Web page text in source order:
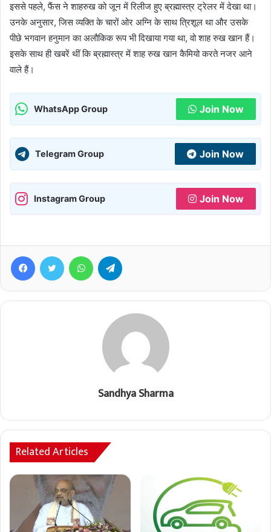
इससे पहले, फैंस ने शाहरुख को जून में रिलीज हुए ब्रह्मास्त्र ट्रेलर में देखा था।
उनके अनुसार, जिस व्यक्ति के चारों ओर अग्नि के साथ त्रिशूल था और उसके
पीछे भगवान हनुमान का अलौकिक रूप भी दिखाया गया था, वो शाह रुख खान हैं।
इसके साथ ही खबरें थीं कि ब्रह्मास्त्र में शाह रुख खान कैमियो करते नजर आने
वाले हैं।
WhatsApp Group Join Now
Telegram Group Join Now
Instagram Group Join Now
FacebookTwitter WhatsApp
Sandhya Sharma
Related Articles